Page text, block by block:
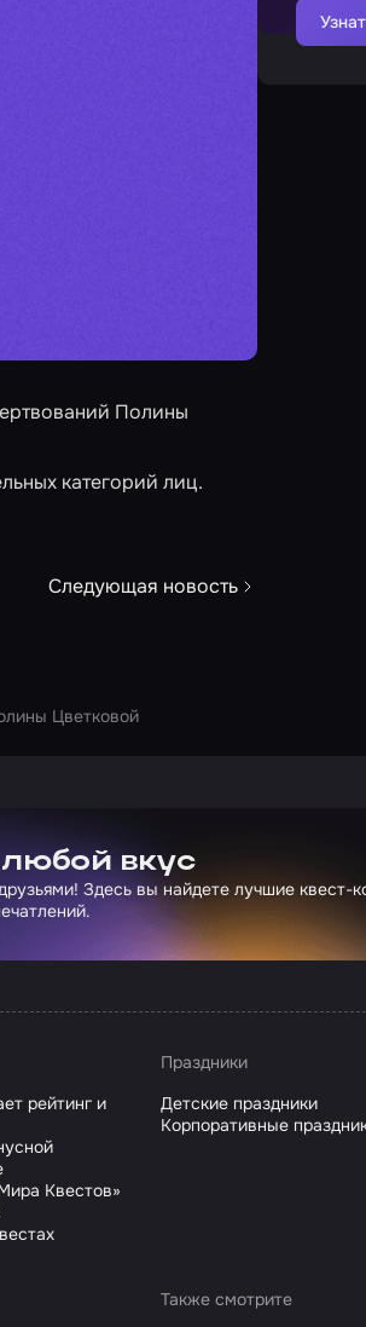
Полины
категорий лиц.
Следующая новость
Цветковой
вкус
Здесь вы найдете лучшие квест-
рейтинг и
Квестов»
Праздники
Детские праздники
Корпоративные
Также смотрите